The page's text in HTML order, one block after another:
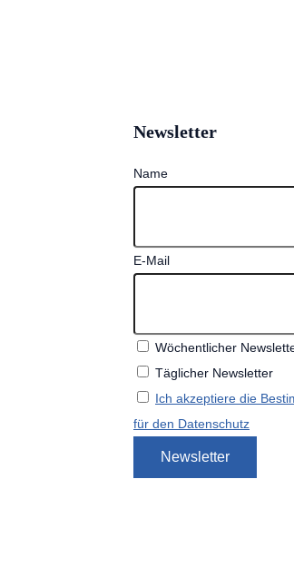
Newsletter
Name
E-Mail
Wöchentlicher
Täglicher Newsletter
Ich akzeptiere die
für den Datenschutz